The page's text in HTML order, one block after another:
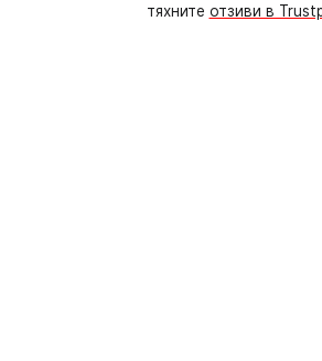
тяхните отзиви в